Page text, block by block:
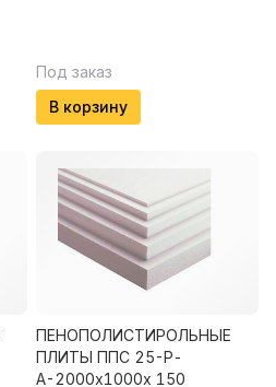
Под заказ
В корзину
ПЕНОПОЛИСТИРОЛЬНЫЕ
ПЛИТЫ ППС 25-Р-
А-2000х1000х 150